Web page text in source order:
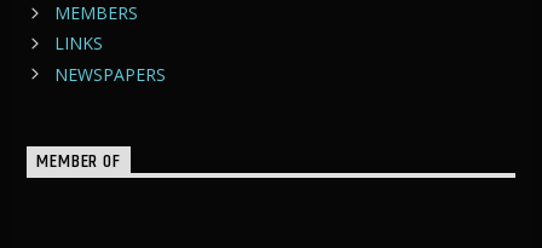
MEMBERS
LINKS
NEWSPAPERS
MEMBER OF